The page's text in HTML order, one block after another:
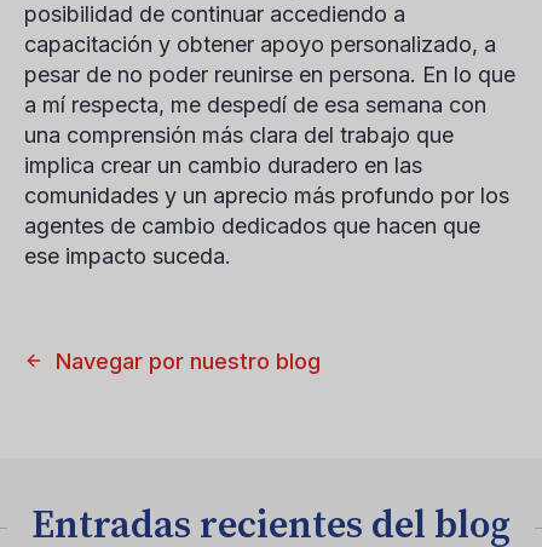
posibilidad de continuar accediendo a
capacitación y obtener apoyo personalizado, a
pesar de no poder reunirse en persona. En lo que
a mí respecta, me despedí de esa semana con
una comprensión más clara del trabajo que
implica crear un cambio duradero en las
comunidades y un aprecio más profundo por los
agentes de cambio dedicados que hacen que
ese impacto suceda.
Navegar por nuestro blog
Entradas recientes del blog